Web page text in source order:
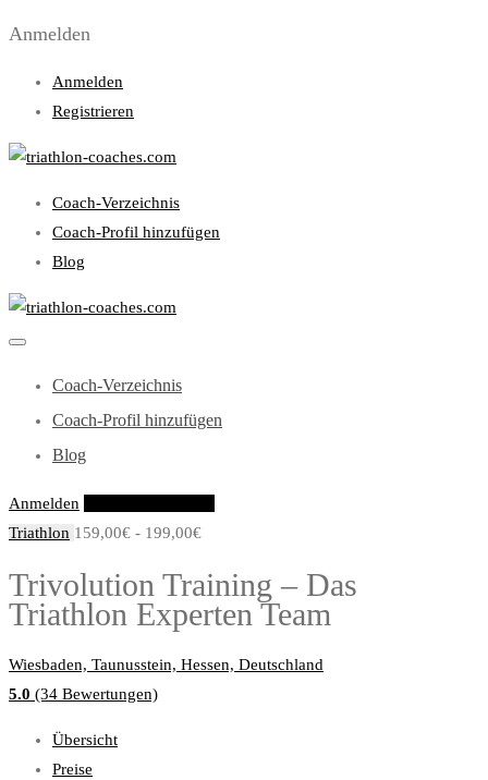
Anmelden
Anmelden
Registrieren
Coach-Verzeichnis
Coach-Profil hinzufügen
Blog
Coach-Verzeichnis
Coach-Profil hinzufügen
Blog
Anmelden
Triathlon 159,00€ - 199,00€
Trivolution Training – Das
Triathlon Experten Team
Wiesbaden, Taunusstein, Hessen, Deutschland
5.0 (34 Bewertungen)
Übersicht
Preise